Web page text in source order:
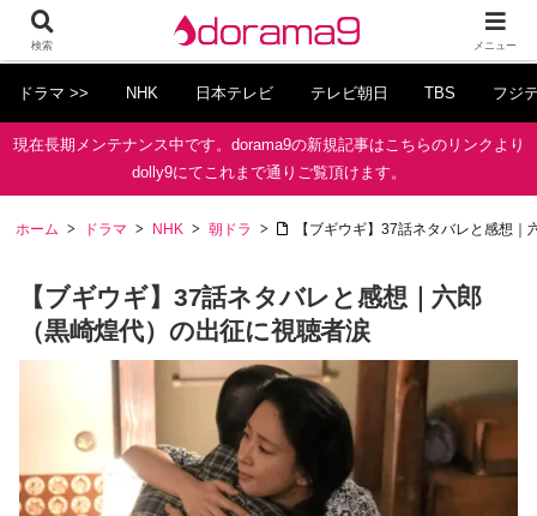
ドラマ >> NHK 日本テレビ テレビ朝日 TBS フジ
現在長期メンテナンス中です。dorama9の新規記事はこちらのリンクより
dolly9にてこれまで通りご覧頂けます。
ホーム ドラマ NHK 朝ドラ 【ブギウギ】37話ネタバレと感想
【ブギウギ】37話ネタバレと感想｜六郎
（黒崎煌代）の出征に視聴者涙
検索 メニュー